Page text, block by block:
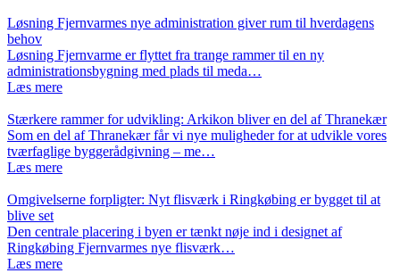
Løsning Fjernvarmes nye administration giver rum til hverdagens
behov
Løsning Fjernvarme er flyttet fra trange rammer til en ny
administrationsbygning med plads til meda…
Læs mere
Stærkere rammer for udvikling: Arkikon bliver en del af Thranekær
Som en del af Thranekær får vi nye muligheder for at udvikle vores
tværfaglige byggerådgivning – me…
Læs mere
Omgivelserne forpligter: Nyt flisværk i Ringkøbing er bygget til at
blive set
Den centrale placering i byen er tænkt nøje ind i designet af
Ringkøbing Fjernvarmes nye flisværk…
Læs mere